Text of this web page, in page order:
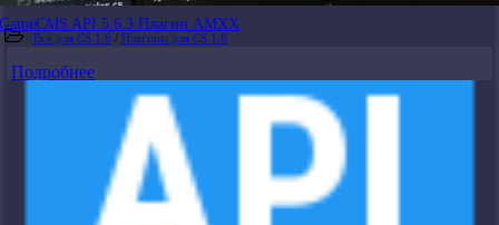
GameCMS API 5.6.3 Плагин АМХХ
Все для CS 1.6 / Плагины для CS 1.6
Подробнее